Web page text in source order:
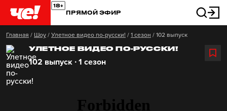
ПРЯМОЙ ЭФИР
Главная / Шоу / Улетное видео по-русски! / 1 сезон / 102 выпуск
УЛЕТНОЕ ВИДЕО ПО-РУССКИ!
102 выпуск ∙ 1 сезон